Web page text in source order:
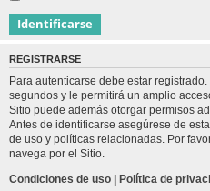
REGISTRARSE
Para autenticarse debe estar
segundos y le permitirá un amplio
Sitio puede además otorgar permisos
Antes de identificarse asegúrese de
de uso y políticas relacionadas. Por
navega por el Sitio.
Condiciones de uso | Política de